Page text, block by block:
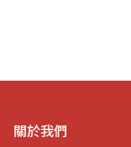
關於我們